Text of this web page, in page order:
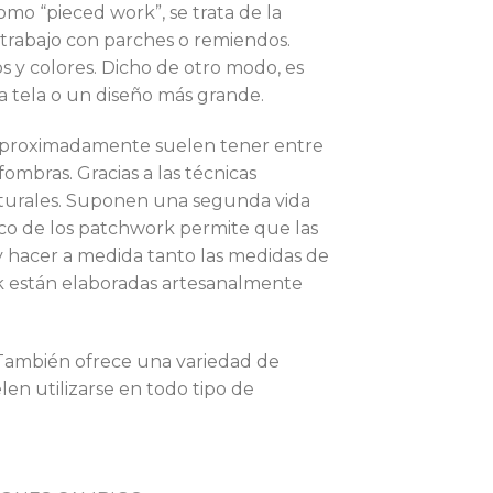
“pieced work”, se trata de la
con parches o remiendos.
colores. Dicho de otro modo, es
o un diseño más grande.
suelen tener entre
Gracias a las técnicas
Suponen una segunda vida
de los patchwork permite que las
a medida tanto las medidas de
elaboradas artesanalmente
ofrece una variedad de
utilizarse en todo tipo de